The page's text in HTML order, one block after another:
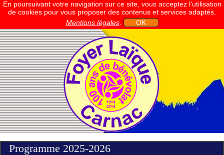
En poursuivant votre navigation sur ce site, vous acceptez l'utilisation
de cookies pour vous proposer des contenus et services adaptés.
Mentions légales. OK
Programme 2025-2026